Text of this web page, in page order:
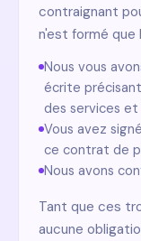
contraignant
n'est formé que
Nous vous
écrite
des services et
Vous avez
ce contrat de
Nous avons
Tant que ces
aucune